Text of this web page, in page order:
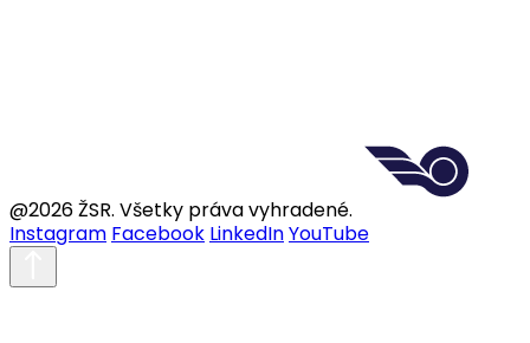
@2026 ŽSR. Všetky práva vyhradené.
Instagram Facebook LinkedInYouTube